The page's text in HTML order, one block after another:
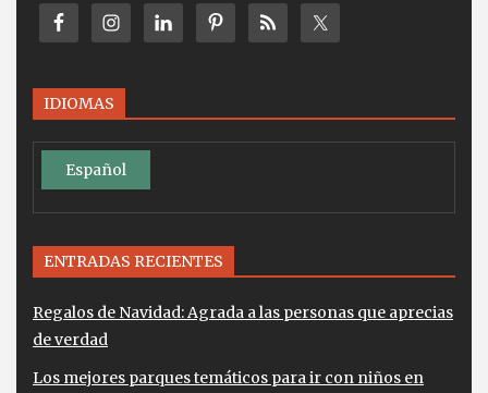
IDIOMAS
Español
ENTRADAS RECIENTES
Regalos de Navidad: Agrada a las personas que aprecias
de verdad
Los mejores parques temáticos para ir con niños en